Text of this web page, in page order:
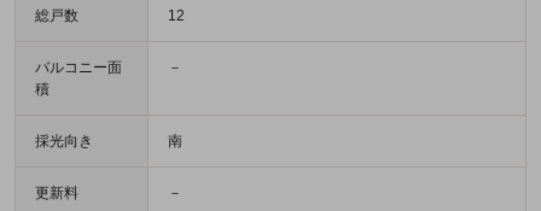
総戸数 12
バルコニー面
積
－
採光向き 南
更新料 －